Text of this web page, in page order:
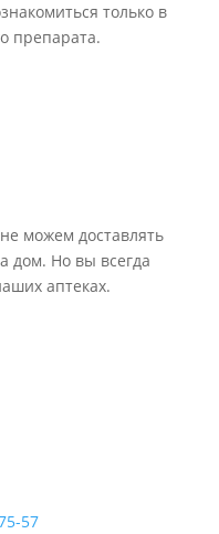
только в
препарата.
можем доставлять
дом. Но вы всегда
аптеках.
57